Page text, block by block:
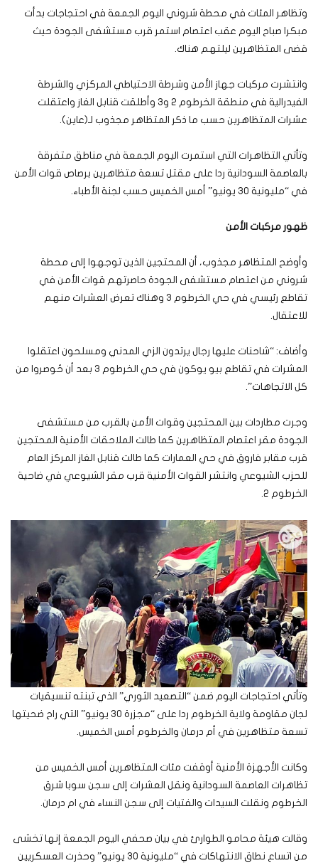
وتظاهر المئات في محطة شروني اليوم الجمعة في احتجاجات بدأت
مبكرا صباح اليوم عقب اعتصام استمر قرب مستشفى الجودة حيث
قضى المتظاهرين ليلتهم هناك.
وانتشرت مركبات جهاز الأمن وشرطة الاحتياطي المركزي والشرطة
الفيدرالية في منطقة الخرطوم 2 و3 وأطلقت قنابل الغاز واعتقلت
عشرات المتظاهرين حسب ما ذكر المتظاهر مجذوب لـ(عاين).
وتأتي التظاهرات التي استمرت اليوم الجمعة في مناطق متفرقة
بالعاصمة السودانية ردا على مقتل تسعة متظاهرين برصاص قوات الأمن
في “مليونية 30 يونيو” أمس الخميس حسب لجنة الأطباء.
ظهور مركبات الأمن
وأوضح المتظاهر مجذوب، أن المحتجين الذين توجهوا إلى محطة
شروني من اعتصام مستشفى الجودة حاصرتهم قوات الأمن في
تقاطع رئيسي في حي الخرطوم 3 وهناك تعرض العشرات منهم
للاعتقال.
وأضاف: “شاحنات عليها رجال يرتدون الزي المدني ومسلحون اعتقلوا
العشرات في تقاطع بيو يوكون في حي الخرطوم 3 بعد أن حُوصروا من
كل الاتجاهات”.
وجرت مطاردات بين المحتجين وقوات الأمن بالقرب من مستشفى
الجودة مقر اعتصام المتظاهرين كما طالت الملاحقات الأمنية المحتجين
قرب مقابر فاروق في حي العمارات كما طالت قنابل الغاز المركز العام
للحزب الشيوعي وانتشر القوات الأمنية قرب مقر الشيوعي في ضاحية
الخرطوم 2.
وتأتي احتجاجات اليوم ضمن “التصعيد الثوري” الذي تبنته تنسيقيات
لجان مقاومة ولاية الخرطوم ردا على “مجزرة 30 يونيو” التي راح ضحيتها
تسعة متظاهرين في أم درمان والخرطوم أمس الخميس.
وكانت الأجهزة الأمنية أوقفت مئات المتظاهرين أمس الخميس من
تظاهرات العاصمة السودانية ونقل العشرات إلى سجن سوبا شرق
الخرطوم ونقلت السيدات والفتيات إلى سجن النساء في ام درمان.
وقالت هيئة محامو الطوارئ في بيان صحفي اليوم الجمعة إنها تخشى
من اتساع نطاق الانتهاكات في “مليونية 30 يونيو” وحذرت العسكريين